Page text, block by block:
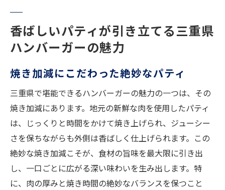
香ばしいパティが引き立てる三重県
ハンバーガーの魅力
焼き加減にこだわった絶妙なパティ
三重県で堪能できるハンバーガーの魅力の一つは、その
焼き加減にあります。地元の新鮮な肉を使用したパティ
は、じっくりと時間をかけて焼き上げられ、ジューシー
さを保ちながらも外側は香ばしく仕上げられます。この
絶妙な焼き加減こそが、食材の旨味を最大限に引き出
し、一口ごとに広がる深い味わいを生み出します。特
に、肉の厚みと焼き時間の絶妙なバランスを保つこと